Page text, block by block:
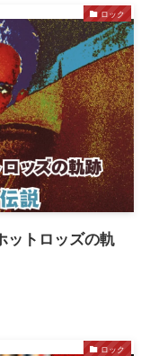
ロック
ットロッズの軌
ロック